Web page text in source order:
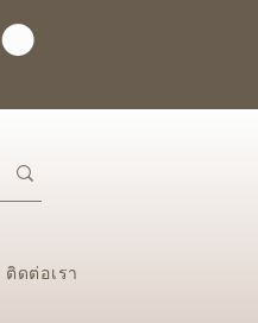
ติดต่อเรา